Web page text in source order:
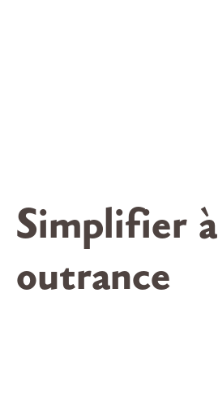
Simplifier à
outrance